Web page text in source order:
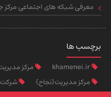
معرفی شبکه های اجتماعی مرکز
برچسب ها
khamenei.ir
مرکز
مرکز مدیریت{نجاح}
شرکت